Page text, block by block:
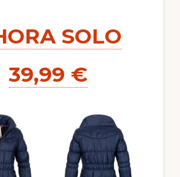
SOLO
39,99 €